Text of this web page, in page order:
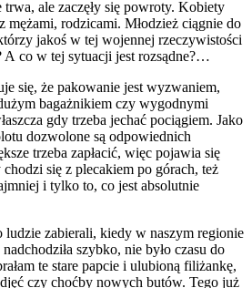
ale zaczęły się powroty. Kobiety
mężami, rodzicami. Młodzież ciągnie do
jakoś w tej wojennej rzeczywistości
A co w tej sytuacji jest rozsądne?…
się, że pakowanie jest wyzwaniem,
bagażnikiem czy wygodnymi
gdy trzeba jechać pociągiem. Jako
dozwolone są odpowiednich
trzeba zapłacić, więc pojawia się
się z plecakiem po górach, też
i tylko to, co jest absolutnie
ludzie zabierali, kiedy w naszym regionie
szybko, nie było czasu do
te stare papcie i ulubioną filiżankę,
czy choćby nowych butów. Tego już